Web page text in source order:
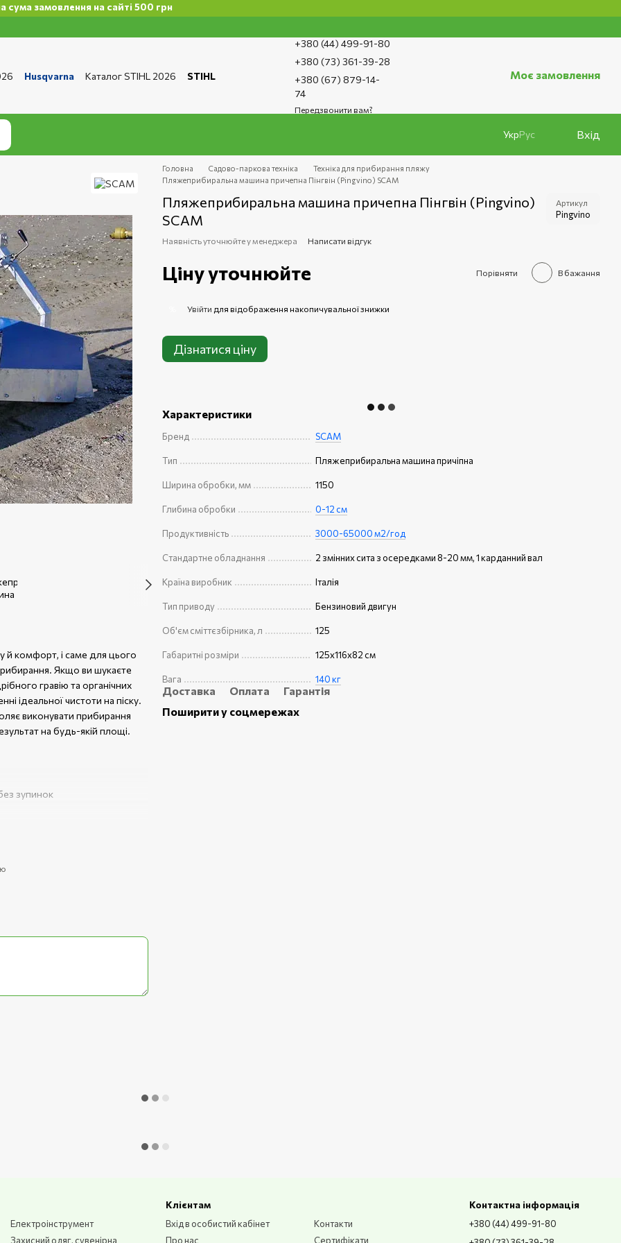
на сайті 500 грн
Husqvarna Каталог STIHL 2026
STIHL
конфіденційності
+380 (44) 499-91-80
+380 (73) 361-39-28
+380 (67) 879-14-
74
Передзвонити вам?
Моє замовлення
УкрРус Вхід
й комфорт, і саме для цього
Якщо ви шукаєте
гравію та органічних
ідеальної чистоти на піску.
виконувати прибирання
на будь-якій площі.
зупинок
Головна Садово-паркова техніка
Техніка для прибирання пляжу
Пляжеприбиральна машина причепна Пінгвін (Pingvino) SCAM
Пляжеприбиральна машина причепна Пінгвін (Pingvino)
SCAM
Артикул
Pingvino
Наявність уточнюйте у менеджера Написати відгук
Ціну уточнюйте Порівняти В бажання
Увійти для відображення накопичувальної знижки
Дізнатися ціну
Характеристики
Бренд SCAM
Тип Пляжеприбиральна машина причіпна
Ширина обробки, мм 1150
Глибина обробки 0-12 см
Продуктивність 3000-65000 м2/год
Стандартне обладнання 2 змінних сита з осередками 8-20 мм, 1 карданний вал
Країна виробник Італія
Тип приводу Бензиновий двигун
Об'єм сміттєзбірника, л 125
Габаритні розміри 125x116x82 см
Вага 140 кг
Доставка Оплата
Гарантія
Поширити у соцмережах
Електроінструмент
Захисний одяг, сувенірна
Клієнтам
Вхід в особистий кабінет
Про нас
Контакти
Сертифікати
Контактна інформація
+380 (44) 499-91-80